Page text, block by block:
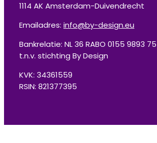
1114 AK Amsterdam-Duivendrecht
Emailadres: info@by-design.eu
Bankrelatie: NL 36 RABO 0155 9893 75
t.n.v. stichting By Design
KVK: 34361559
RSIN: 821377395